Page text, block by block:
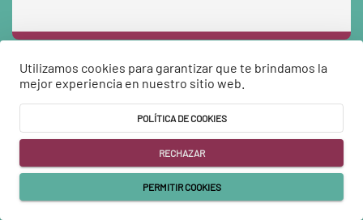
person
close
Utilizamos cookies para garantizar que te brindamos la
mejor experiencia en nuestro sitio web.
POLÍTICA DE COOKIES
RECHAZAR
PERMITIR COOKIES